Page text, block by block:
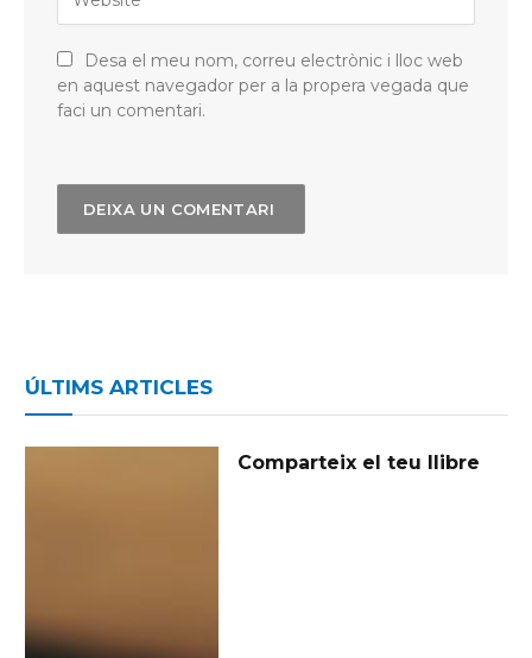
Desa el meu nom, correu electrònic i lloc web
en aquest navegador per a la propera vegada que
faci un comentari.
ÚLTIMS ARTICLES
Comparteix el teu llibre